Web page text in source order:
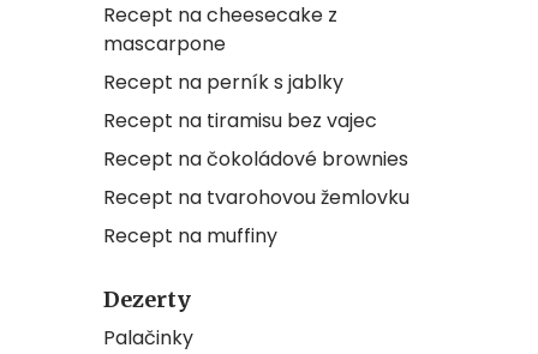
Recept na cheesecake z
mascarpone
Recept na perník s jablky
Recept na tiramisu bez vajec
Recept na čokoládové brownies
Recept na tvarohovou žemlovku
Recept na muffiny
Dezerty
Palačinky